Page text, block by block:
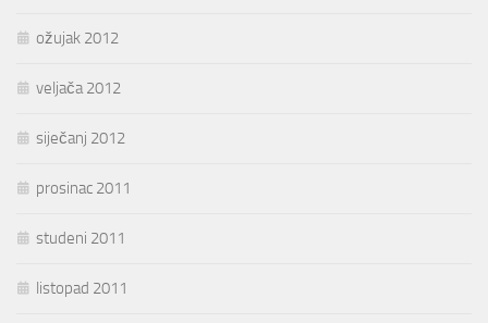
ožujak 2012
veljača 2012
siječanj 2012
prosinac 2011
studeni 2011
listopad 2011